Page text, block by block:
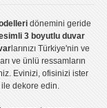
dönemini geride
3 boyutlu duvar
larınızı Türkiye'nin ve
ve ünlü ressamların
Evinizi, ofisinizi ister
dekore edin.